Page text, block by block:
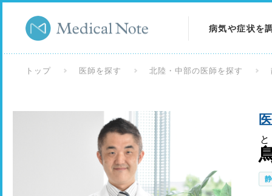
病気や症状を
検査を調べる
トップ 医師を探す 北陸・中部の医師を探す